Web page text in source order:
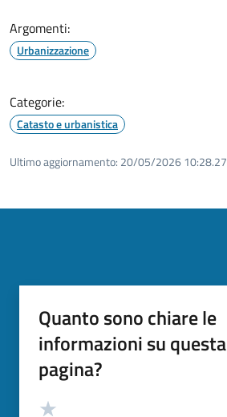
Argomenti:
Urbanizzazione
Categorie:
Catasto e urbanistica
Ultimo aggiornamento: 20/05/2026 10:28.27
Quanto sono chiare le
informazioni su questa
pagina?
Valutazione